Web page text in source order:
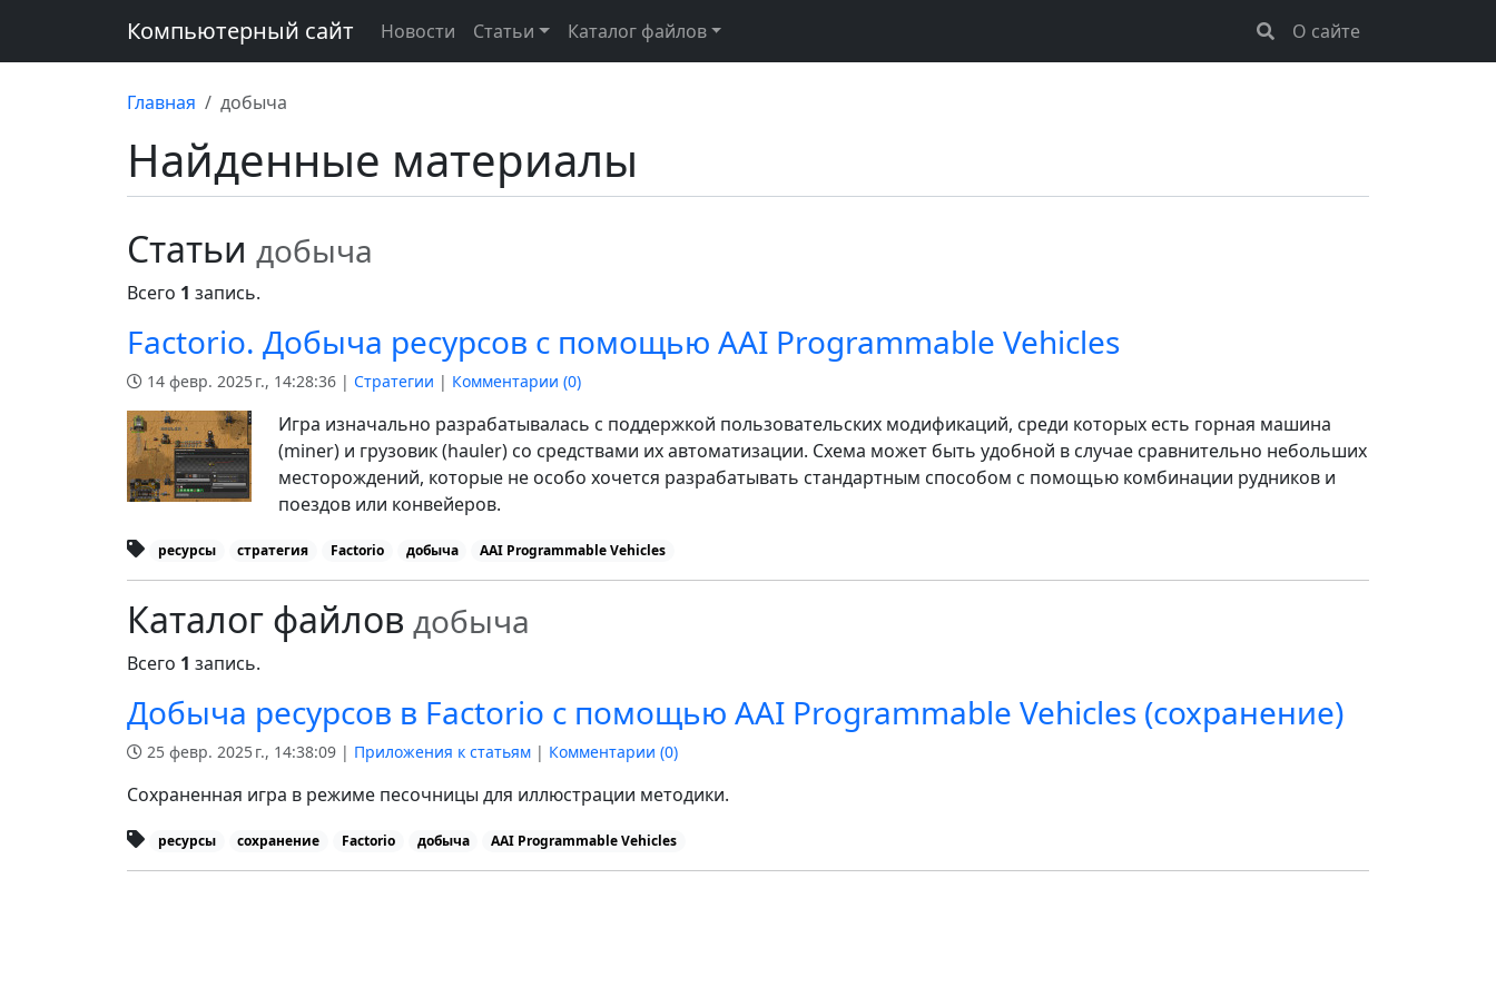
Компьютерный сайт Новости Статьи Каталог файлов О сайте
Главная добыча
Найденные материалы
Статьи добыча
Всего 1 запись.
Factorio. Добыча ресурсов с помощью AAI Programmable Vehicles
14 февр. 2025 г., 14:28:36 | Стратегии | Комментарии (0)
Игра изначально разрабатывалась с поддержкой пользовательских модификаций, среди которых есть горная машина
(miner) и грузовик (hauler) со средствами их автоматизации. Схема может быть удобной в случае сравнительно небольших
месторождений, которые не особо хочется разрабатывать стандартным способом с помощью комбинации рудников и
поездов или конвейеров.
ресурсы стратегия Factorio добыча AAI Programmable Vehicles
Каталог файлов добыча
Всего 1 запись.
Добыча ресурсов в Factorio с помощью AAI Programmable Vehicles (сохранение)
25 февр. 2025 г., 14:38:09 | Приложения к статьям | Комментарии (0)
Сохраненная игра в режиме песочницы для иллюстрации методики.
ресурсы сохранение Factorio добыча AAI Programmable Vehicles